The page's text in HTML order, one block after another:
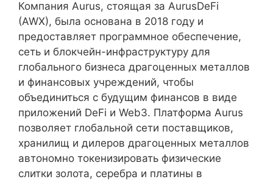
Компания Aurus, стоящая за AurusDeFi
(AWX), была основана в 2018 году и
предоставляет программное обеспечение,
сеть и блокчейн-инфраструктуру для
глобального бизнеса драгоценных металлов
и финансовых учреждений, чтобы
объединиться с будущим финансов в виде
приложений DeFi и Web3. Платформа Aurus
позволяет глобальной сети поставщиков,
хранилищ и дилеров драгоценных металлов
автономно токенизировать физические
слитки золота, серебра и платины в